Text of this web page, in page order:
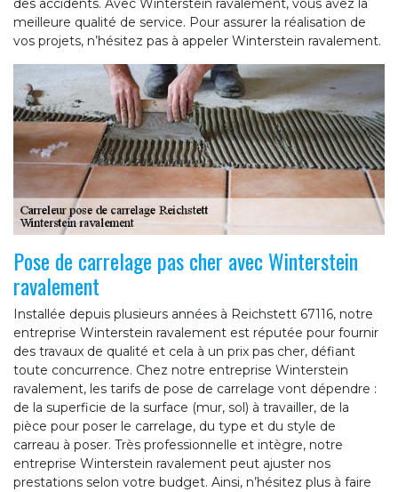
des accidents. Avec Winterstein ravalement, vous avez la
meilleure qualité de service. Pour assurer la réalisation de
vos projets, n’hésitez pas à appeler Winterstein ravalement.
Pose de carrelage pas cher avec Winterstein
ravalement
Installée depuis plusieurs années à Reichstett 67116, notre
entreprise Winterstein ravalement est réputée pour fournir
des travaux de qualité et cela à un prix pas cher, défiant
toute concurrence. Chez notre entreprise Winterstein
ravalement, les tarifs de pose de carrelage vont dépendre :
de la superficie de la surface (mur, sol) à travailler, de la
pièce pour poser le carrelage, du type et du style de
carreau à poser. Très professionnelle et intègre, notre
entreprise Winterstein ravalement peut ajuster nos
prestations selon votre budget. Ainsi, n’hésitez plus à faire